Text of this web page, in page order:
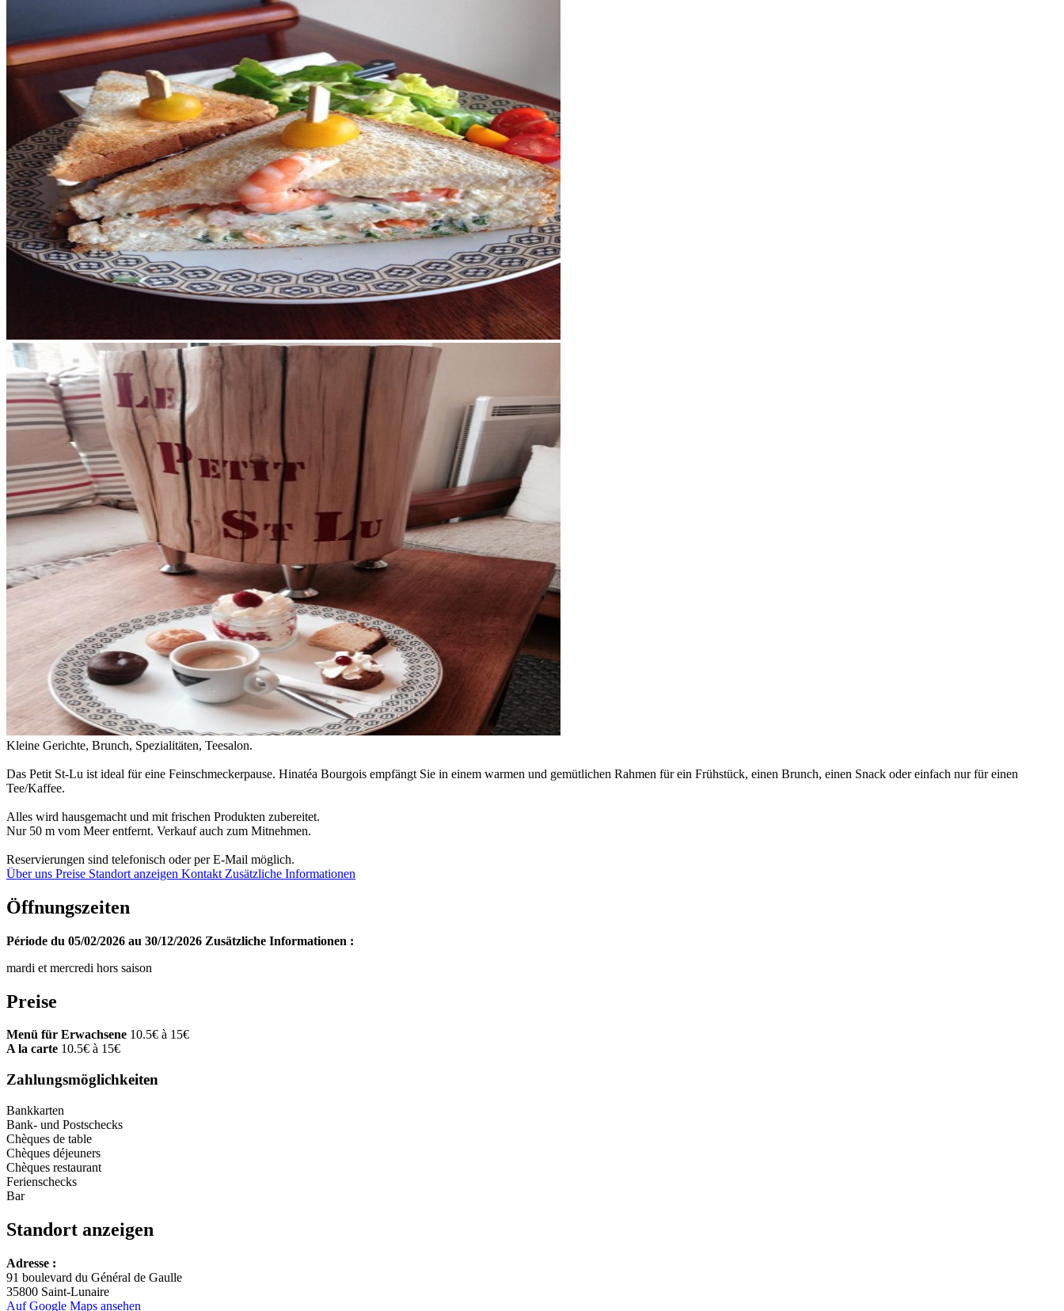
Kleine Gerichte, Brunch, Spezialitäten, Teesalon.
Das Petit St-Lu ist ideal für eine Feinschmeckerpause. Hinatéa Bourgois empfängt Sie in einem warmen und gemütlichen Rahmen für ein Frühstück, einen Brunch, einen Snack oder einfach nur für einen
Tee/Kaffee.
Alles wird hausgemacht und mit frischen Produkten zubereitet.
Nur 50 m vom Meer entfernt. Verkauf auch zum Mitnehmen.
Reservierungen sind telefonisch oder per E-Mail möglich.
Über uns Preise Standort anzeigen Kontakt Zusätzliche Informationen
Öffnungszeiten
Période du 05/02/2026 au 30/12/2026 Zusätzliche Informationen :
mardi et mercredi hors saison
Preise
Menü für Erwachsene 10.5€ à 15€
A la carte 10.5€ à 15€
Zahlungsmöglichkeiten
Bankkarten
Bank- und Postschecks
Chèques de table
Chèques déjeuners
Chèques restaurant
Ferienschecks
Bar
Standort anzeigen
+
−
Adresse :
91 boulevard du Général de Gaulle
35800 Saint-Lunaire
Auf Google Maps ansehen